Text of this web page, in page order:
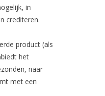
in
crediteren.
product (als
het
naar
met een